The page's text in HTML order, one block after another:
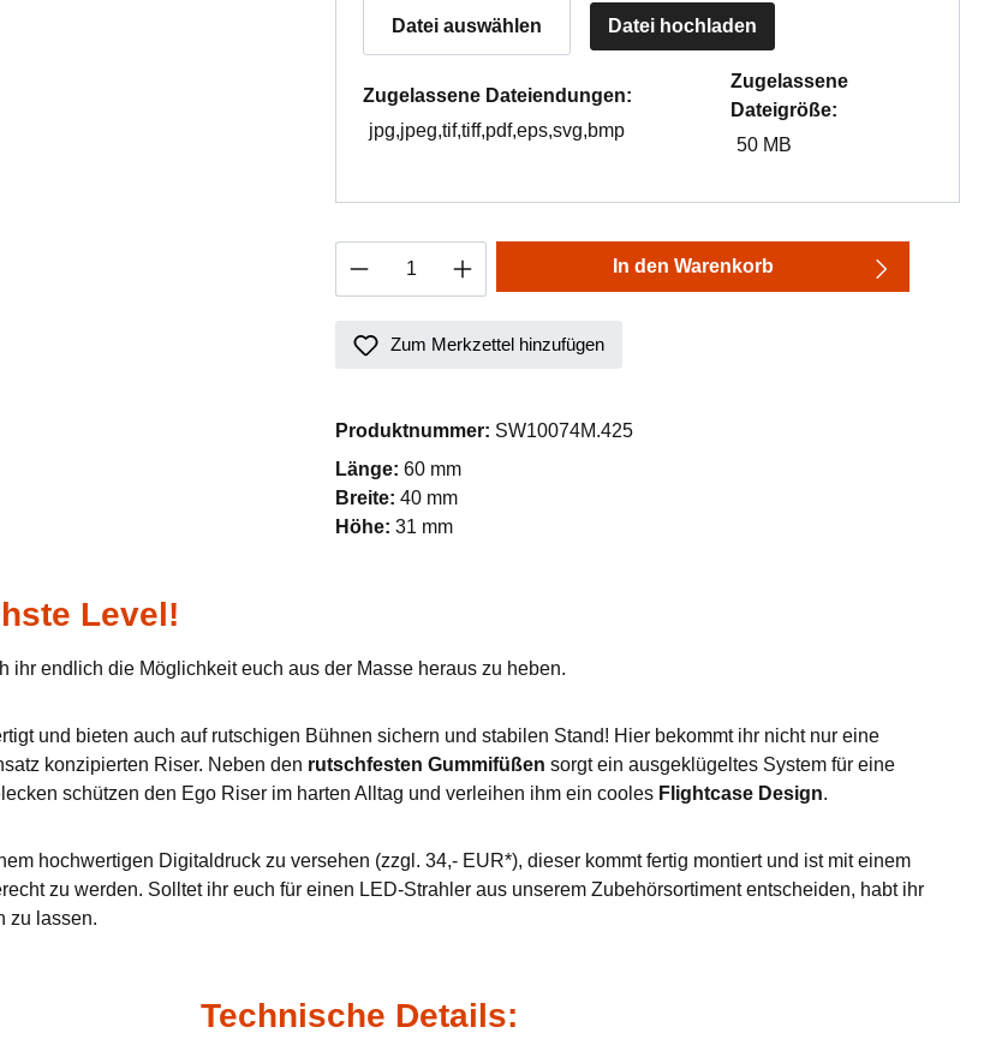
Datei auswählen Datei hochladen
Zugelassene Dateiendungen:
jpg,jpeg,tif,tiff,pdf,eps,svg,bmp
Zugelassene
Dateigröße:
50 MB
Produkt Anzahl: Gib den gewünschten Wert ein
In den Warenkorb
Zum Merkzettel hinzufügen
Produktnummer: SW10074M.425
Länge: 60 mm
Breite: 40 mm
Höhe: 31 mm
Level!
endlich die Möglichkeit euch aus der Masse heraus zu heben.
und bieten auch auf rutschigen Bühnen sichern und stabilen Stand! Hier bekommt ihr nicht nur eine
konzipierten Riser. Neben den rutschfesten Gummifüßen sorgt ein ausgeklügeltes System für eine
schützen den Ego Riser im harten Alltag und verleihen ihm ein cooles Flightcase Design.
hochwertigen Digitaldruck zu versehen (zzgl. 34,- EUR*), dieser kommt fertig montiert und ist mit einem
zu werden. Solltet ihr euch für einen LED-Strahler aus unserem Zubehörsortiment entscheiden, habt ihr
zu lassen.
Technische Details: